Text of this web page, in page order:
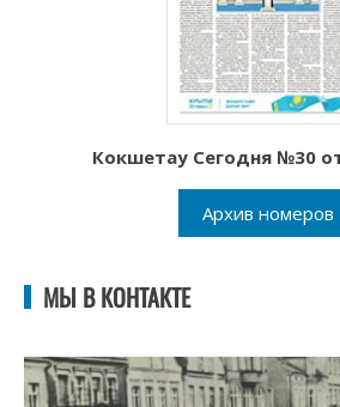
Кокшетау Сегодня №30
Архив номеров
МЫ В КОНТАКТЕ